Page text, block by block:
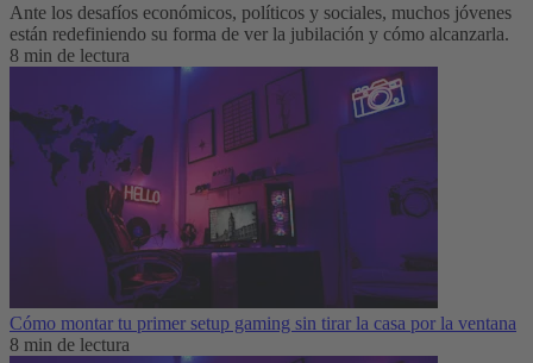
Ante los desafíos económicos, políticos y sociales, muchos jóvenes
están redefiniendo su forma de ver la jubilación y cómo alcanzarla.
8 min de lectura
Cómo montar tu primer setup gaming sin tirar la casa por la ventana
8 min de lectura